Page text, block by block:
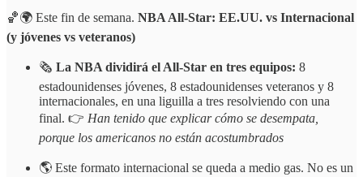
🏀🌍 Este fin de semana. NBA All-Star: EE.UU. vs Internacional
(y jóvenes vs veteranos)
🗞️ La NBA dividirá el All-Star en tres equipos: 8
estadounidenses jóvenes, 8 estadounidenses veteranos y 8
internacionales, en una liguilla a tres resolviendo con una
final. 👉 Han tenido que explicar cómo se desempata,
porque los americanos no están acostumbrados
🌎 Este formato internacional se queda a medio gas. No es un